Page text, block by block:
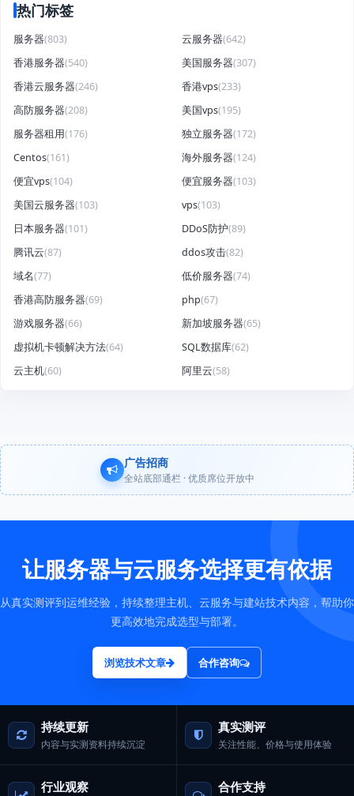
热门标签
服务器(803) 云服务器(642)
香港服务器(540) 美国服务器(307)
香港云服务器(246) 香港vps(233)
高防服务器(208) 美国vps(195)
服务器租用(176) 独立服务器(172)
Centos(161) 海外服务器(124)
便宜vps(104) 便宜服务器(103)
美国云服务器(103) vps(103)
日本服务器(101) DDoS防护(89)
腾讯云(87) ddos攻击(82)
域名(77) 低价服务器(74)
香港高防服务器(69) php(67)
游戏服务器(66) 新加坡服务器(65)
虚拟机卡顿解决方法(64) SQL数据库(62)
云主机(60) 阿里云(58)
广告招商
全站底部通栏 · 优质席位开放中
让服务器与云服务选择更有依据
从真实测评到运维经验，持续整理主机、云服务与建站技术内容，帮助你
更高效地完成选型与部署。
浏览技术文章 合作咨询
持续更新
内容与实测资料持续沉淀
真实测评
关注性能、价格与使用体验
行业观察 合作支持